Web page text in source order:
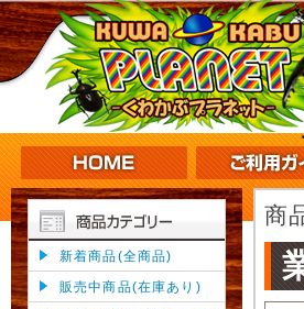
新着商品(全商品)
販売中商品(在庫あり)
商